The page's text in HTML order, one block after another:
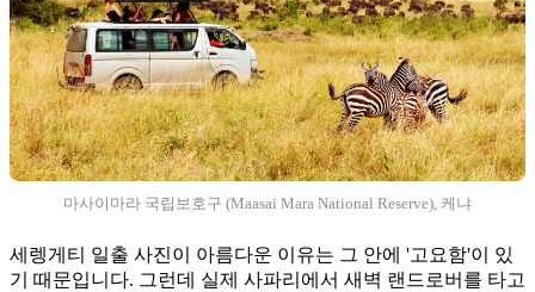
마사이마라 국립보호구 (Maasai Mara National Reserve), 케냐
세렝게티 일출 사진이 아름다운 이유는 그 안에 '고요함'이 있
기 때문입니다. 그런데 실제 사파리에서 새벽 랜드로버를 타고